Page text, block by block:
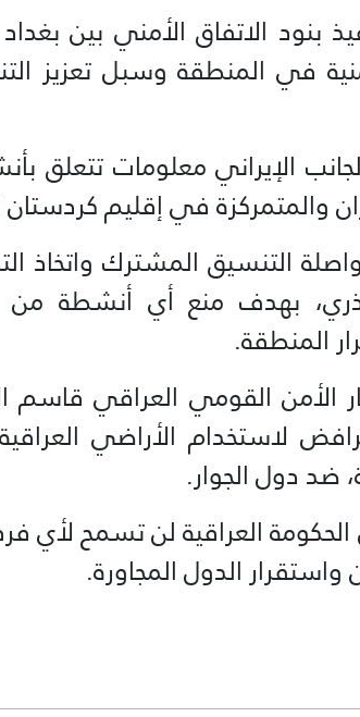
بنود الاتفاق الأمني بين
في المنطقة وسبل تعزيز
الإيراني معلومات تتعلق
والمتمركزة في إقليم كردستان
التنسيق المشترك واتخاذ
بهدف منع أي أنشطة من
المنطقة.
القومي العراقي قاسم
لاستخدام الأراضي
ضد دول الجوار.
العراقية لن تسمح لأي
واستقرار الدول المجاورة.